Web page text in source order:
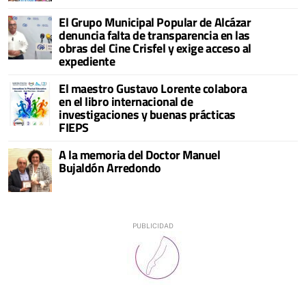
El Grupo Municipal Popular de Alcázar
denuncia falta de transparencia en las
obras del Cine Crisfel y exige acceso al
expediente
El maestro Gustavo Lorente colabora
en el libro internacional de
investigaciones y buenas prácticas
FIEPS
A la memoria del Doctor Manuel
Bujaldón Arredondo